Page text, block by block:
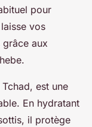
pour
vos
aux
est une
En hydratant
il protège